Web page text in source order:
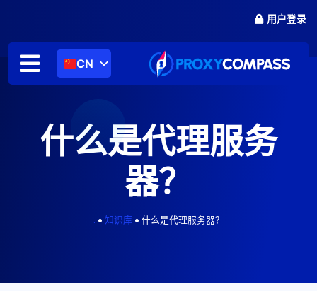
内
用户登录
CN
什么是代理服务
器？
• 知识库 • 什么是代理服务器？